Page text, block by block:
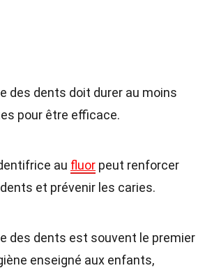
des dents doit durer au moins
pour être efficace.
au fluor peut renforcer
et prévenir les caries.
des dents est souvent le premier
enseigné aux enfants,